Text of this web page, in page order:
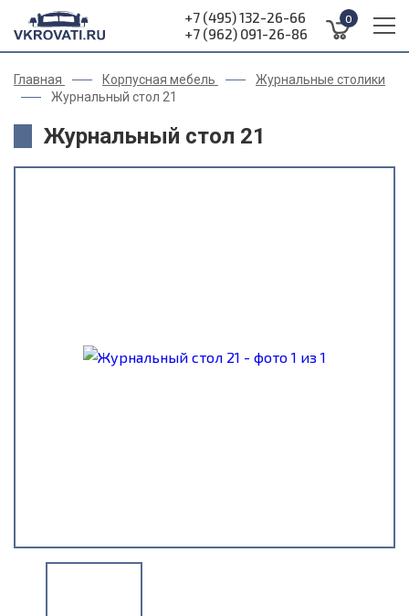
+7 (495) 132-26-66
+7 (962) 091-26-86
0
Главная Корпусная мебель
Журнальные столики
Журнальный стол 21
Журнальный стол 21